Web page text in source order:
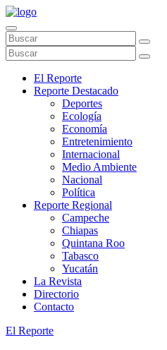
El Reporte
Reporte Destacado
Deportes
Ecología
Economía
Entretenimiento
Internacional
Medio Ambiente
Nacional
Política
Reporte Regional
Campeche
Chiapas
Quintana Roo
Tabasco
Yucatán
La Revista
Directorio
Contacto
El Reporte